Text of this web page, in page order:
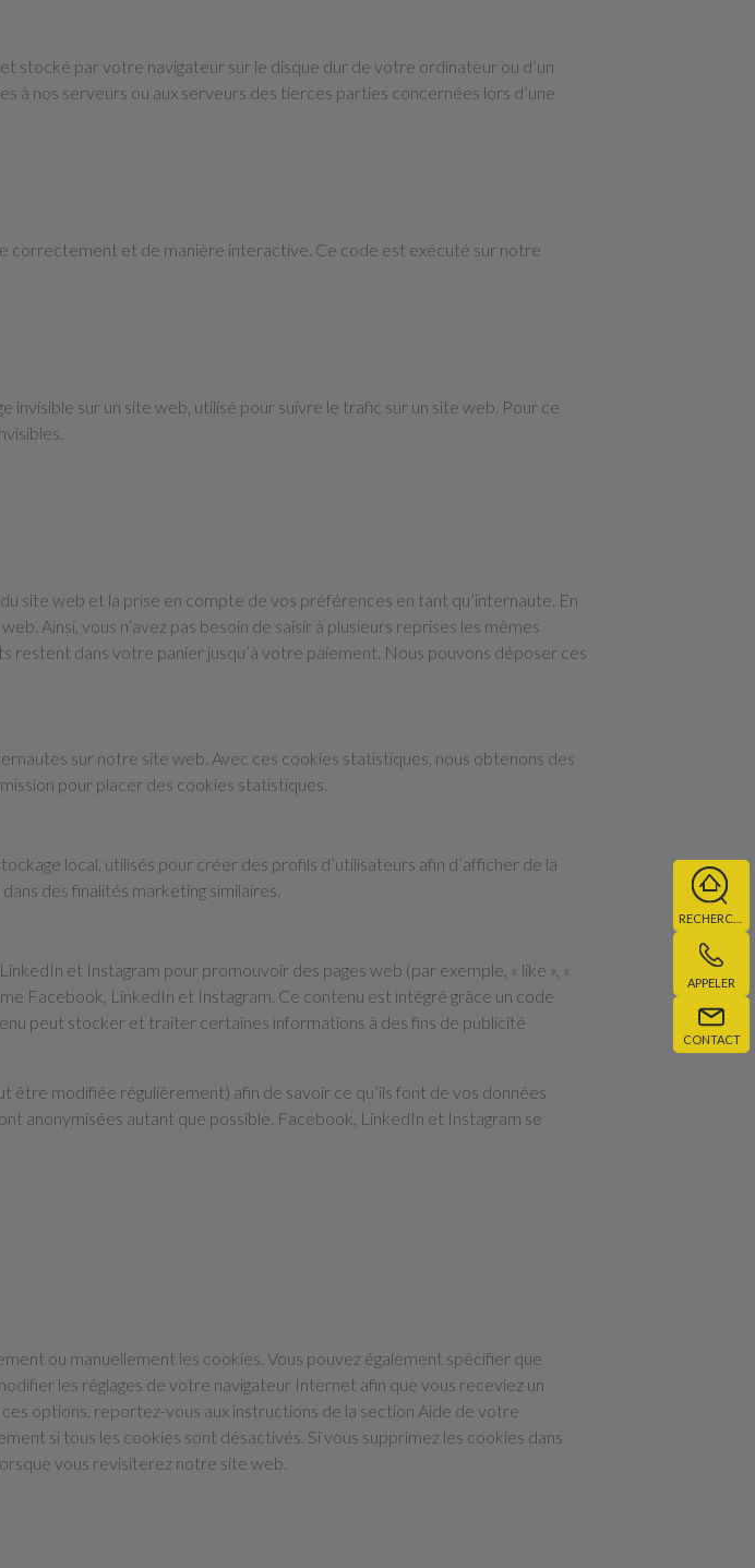
APPELER
CONTACT
stocké par votre navigateur sur le disque dur de votre ordinateur ou d’un
nos serveurs ou aux serveurs des tierces parties concernées lors d’une
correctement et de manière interactive. Ce code est exécuté sur notre
sur un site web, utilisé pour suivre le trafic sur un site web. Pour ce
site web et la prise en compte de vos préférences en tant qu’internaute. En
Ainsi, vous n’avez pas besoin de saisir à plusieurs reprises les mêmes
dans votre panier jusqu’à votre paiement. Nous pouvons déposer ces
sur notre site web. Avec ces cookies statistiques, nous obtenons des
pour placer des cookies statistiques.
local, utilisés pour créer des profils d’utilisateurs afin d’afficher de la
des finalités marketing similaires.
et Instagram pour promouvoir des pages web (par exemple, « like », «
Facebook, LinkedIn et Instagram. Ce contenu est intégré grâce un code
peut stocker et traiter certaines informations à des fins de publicité
être modifiée régulièrement) afin de savoir ce qu’ils font de vos données
anonymisées autant que possible. Facebook, LinkedIn et Instagram se
ou manuellement les cookies. Vous pouvez également spécifier que
les réglages de votre navigateur Internet afin que vous receviez un
options, reportez-vous aux instructions de la section Aide de votre
si tous les cookies sont désactivés. Si vous supprimez les cookies dans
vous revisiterez notre site web.